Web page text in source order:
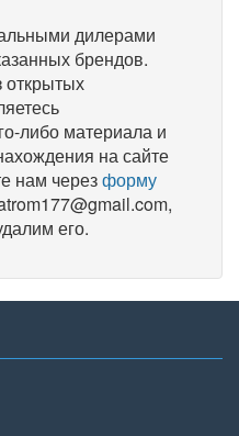
дилерами
брендов.
открытых
либо материала и
на сайте
нам черезформу
его.